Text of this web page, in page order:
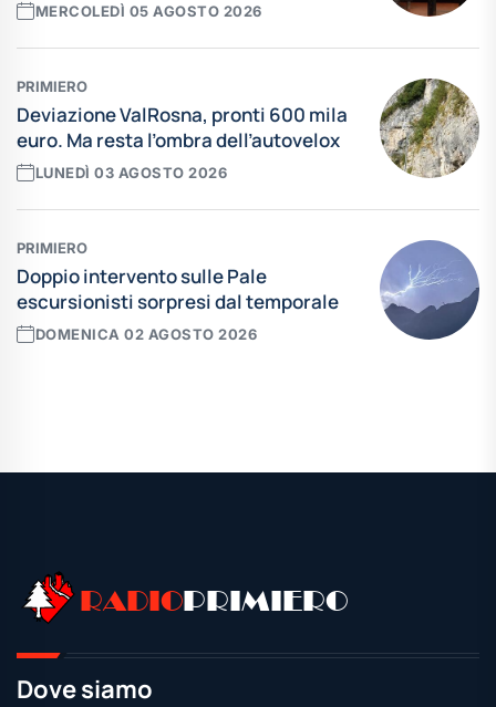
MERCOLEDÌ 05 AGOSTO 2026
PRIMIERO
Deviazione ValRosna, pronti 600 mila
euro. Ma resta l’ombra dell’autovelox
LUNEDÌ 03 AGOSTO 2026
PRIMIERO
Doppio intervento sulle Pale
escursionisti sorpresi dal temporale
DOMENICA 02 AGOSTO 2026
RADIOPRIMIERO
Dove siamo